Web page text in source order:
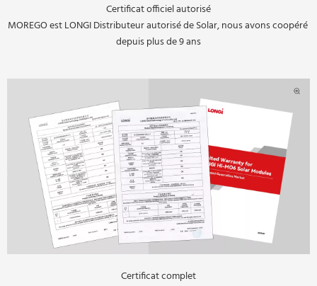
Certificat officiel autorisé
MOREGO est LONGI Distributeur autorisé de Solar, nous avons coopéré
depuis plus de 9 ans
Certificat complet